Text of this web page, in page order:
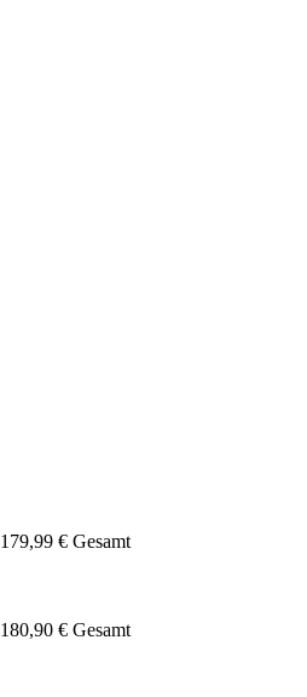
179,99 € Gesamt
180,90 € Gesamt